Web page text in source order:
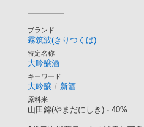
ブランド
霧筑波(きりつくば)
特定名称
大吟醸酒
キーワード
大吟醸 / 新酒
原料米
山田錦(やまだにしき) - 40%